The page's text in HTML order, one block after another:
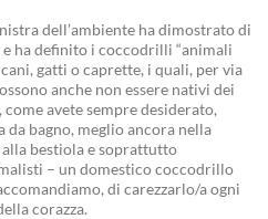
dell’ambiente ha dimostrato di
ha definito i coccodrilli “animali
gatti o caprette, i quali, per via
anche non essere nativi dei
avete sempre desiderato,
da bagno, meglio ancora nella
alla bestiola e soprattutto
– un domestico coccodrillo
di carezzarlo/a ogni
corazza.